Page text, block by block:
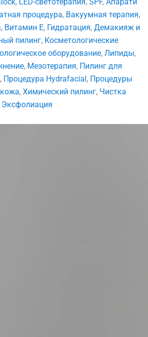
процедура, Вакуумная терапия,
, Витамин E, Гидратация, Демакияж и
пилинг, Косметологические
оборудование, Липиды,
, Мезотерапия, Пилинг для
, Процедура Hydrafacial , Процедуры
, Химический пилинг, Чистка
Эксфолиация